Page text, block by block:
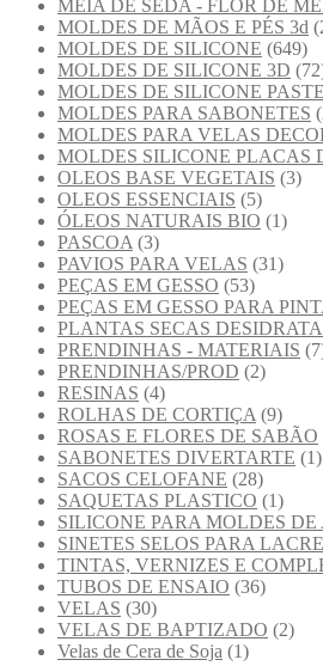
MEIA DE SEDA - FLOR DE
MOLDES DE MÃOS E PÉS 3d
MOLDES DE SILICONE (649)
MOLDES DE SILICONE 3D
MOLDES DE SILICONE
MOLDES PARA SABONETES
MOLDES PARA VELAS
MOLDES SILICONE PLACAS
OLEOS BASE VEGETAIS (3)
OLEOS ESSENCIAIS (5)
ÓLEOS NATURAIS BIO (1)
PASCOA (3)
PAVIOS PARA VELAS (31)
PEÇAS EM GESSO (53)
PEÇAS EM GESSO PARA
PLANTAS SECAS
PRENDINHAS - MATERIAIS
PRENDINHAS/PROD (2)
RESINAS (4)
ROLHAS DE CORTIÇA (9)
ROSAS E FLORES DE SABÃO
SABONETES DIVERTARTE (1)
SACOS CELOFANE (28)
SAQUETAS PLASTICO (1)
SILICONE PARA MOLDES
SINETES SELOS PARA LACRE
TINTAS, VERNIZES E
TUBOS DE ENSAIO (36)
VELAS (30)
VELAS DE BAPTIZADO (2)
Velas de Cera de Soja (1)